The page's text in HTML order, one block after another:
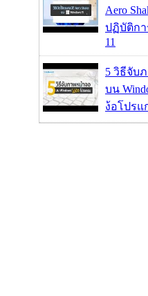
Aero
ปฏิบัติกา
11
5 วิธีจับ
บน
ง้อโปรแ